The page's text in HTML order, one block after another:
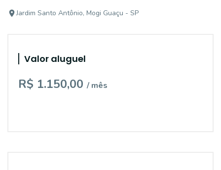
Jardim Santo Antônio, Mogi Guaçu - SP
Valor aluguel
R$ 1.150,00 / mês